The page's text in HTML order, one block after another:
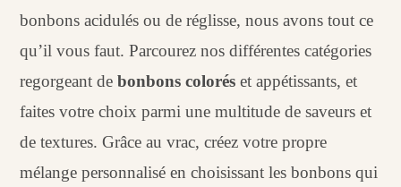
bonbons acidulés ou de réglisse, nous avons tout ce
qu’il vous faut. Parcourez nos différentes catégories
regorgeant debonbons colorés et appétissants, et
faites votre choix parmi une multitude de saveurs et
de textures. Grâce au vrac, créez votre propre
mélange personnalisé en choisissant les bonbons qui